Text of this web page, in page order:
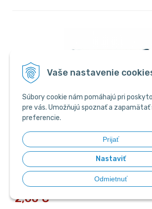
Vaše nastavenie
Súbory cookie nám pomáhajú pri
pre vás. Umožňujú spoznať a zapamätať
preferencie.
Prijať
Nastaviť
Odmietnuť
Felix Tasty Shreds Lahodný výber z rýb
tuniak 4 x 80 g
Kompletné krmivo pre dospelé mačky
v šťave. Balenie 4 x 80 g.
2,60€